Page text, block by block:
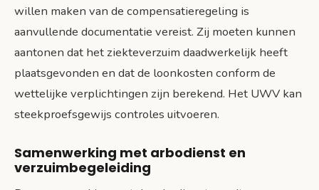
willen maken van de compensatieregeling is
aanvullende documentatie vereist. Zij moeten kunnen
aantonen dat het ziekteverzuim daadwerkelijk heeft
plaatsgevonden en dat de loonkosten conform de
wettelijke verplichtingen zijn berekend. Het UWV kan
steekproefsgewijs controles uitvoeren.
Samenwerking met arbodienst en
verzuimbegeleiding